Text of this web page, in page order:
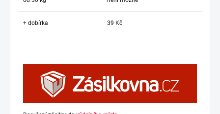
+ dobírka 39 Kč